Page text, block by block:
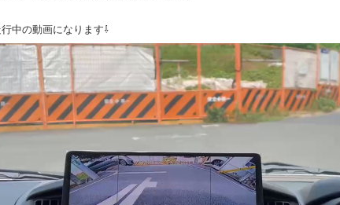
中の動画になります⇩